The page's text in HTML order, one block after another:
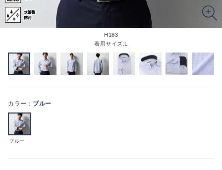
H183
着用サイズ:L
カラー： ブルー
ブルー